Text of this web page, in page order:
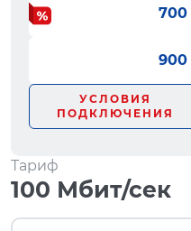
700
900
УСЛОВИЯ
ПОДКЛЮЧЕНИЯ
Тариф
100 Мбит/сек